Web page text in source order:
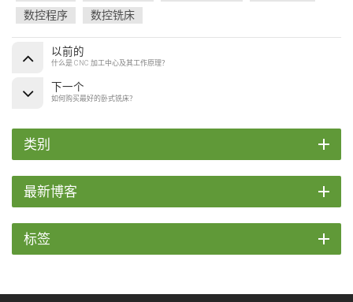
数控程序
数控铣床
以前的
什么是 CNC 加工中心及其工作原理？
下一个
如何购买最好的卧式铣床？
类别
最新博客
标签